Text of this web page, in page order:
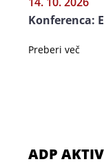
Konferenca:
Preberi več
ADP